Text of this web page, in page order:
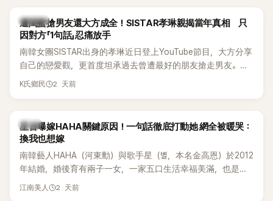
的錄音內容，而A也首度承認自己過去曾是SHINee、NCT等偶
像團體的「站姐」，事件持續延燒。
K-POP
遭閨蜜搶男友還大方成全！SISTAR孝琳親揭當年真相 只
因對方「1句話」忍痛放手
南韓女團SISTAR出身的孝琳近日登上YouTube節目，大方分享
自己的戀愛觀，更首度坦承過去曾遭最好的朋友搶走男友。她
表示，當時選擇瀟灑放手，但如果同樣的事情現在再發生，「我
K氏鄉民 2 天前
韓星
星首曝嫁HAHA關鍵原因！一句話徹底打動她 網全被暖哭：
換我也想嫁
南韓藝人HAHA（河東勳）與歌手星（별，本名金高恩）於2012
年結婚，婚後育有兩子一女，一家五口生活幸福美滿，也是韓
國演藝圈公認的模範夫妻。近日，星首度公開當年決定嫁給
江南美人 2 天前